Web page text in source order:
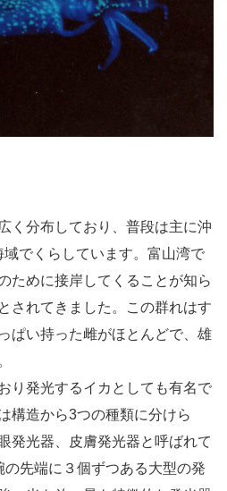
く分布しており、普段は主に沖
でくらしています。富山湾で
ために接岸してくることが知ら
されてきました。この群れはす
ぱい持った雌がほとんどで、雄
り発光するイカとしても有名で
構造から3つの種類に分けら
発光器、皮膚発光器と呼ばれて
先端に３個ずつある大型の発